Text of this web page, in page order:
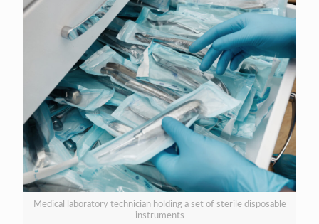
Medical laboratory technician holding a set of sterile disposable
instruments